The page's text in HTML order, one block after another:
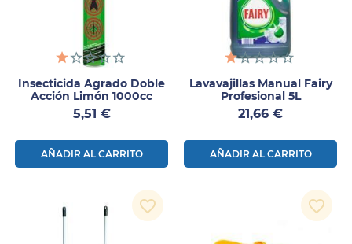
Insecticida Agrado Doble
Acción Limón 1000cc
Precio
5,51 €
AÑADIR AL CARRITO
Lavavajillas Manual Fairy
Profesional 5L
Precio
21,66 €
AÑADIR AL CARRITO
favorite_border favorite_border